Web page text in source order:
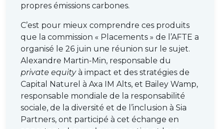
En versant la performance du panier d’actifs contre
une rémunération standard régulière, les fonds
total return swapse défont des risques de taux et
de crédit lié aux sous-jacents. Ils restent toutefois
exposés au risque de contrepartie bancaire, qui se
matérialiserait si une banque ne respectait pas ses
engagements prévus par le swap. Le risque est
assez faible, mais pas inexistant pour autant. C’est
d’ailleurs ici que réside l’intérêt de passer par un
fonds plutôt qu’en direct par une banque.
propres émissions carbones.
C’est pour mieux comprendre ces produits
que la commission « Placements » de l’AFTE a
organisé le 26 juin une réunion sur le sujet.
Alexandre Martin-Min, responsable du
private equityà impact et des stratégies de
Capital Naturel à Axa IM Alts, et Bailey Wamp,
responsable mondiale de la responsabilité
sociale, de la diversité et de l’inclusion à Sia
Partners, ont participé à cet échange en